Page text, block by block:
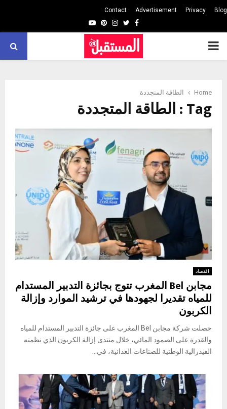
Blog
Privacy
Advertisement
Contact
Facebook
Twitter
Instagram
Pinterest
Youtube
PRIMARY
Home الطاقة المتجددة
Tag : الطاقة المتجددة
اقتصاد
مجابن Bel المغرب تتوج بجائزة التدبير المستدام
للمياه تقديرا لجهودها في ترشيد الموارد وإزالة
الكربون
حصلت شركة مجابن Bel المغرب على جائزة التدبير المستدام للمياه
والقدرة على الصمود المائي، خلال منتدى إزالة الكربون الذي نظمته
الفيدرالية الوطنية للصناعات الغذائية، في...